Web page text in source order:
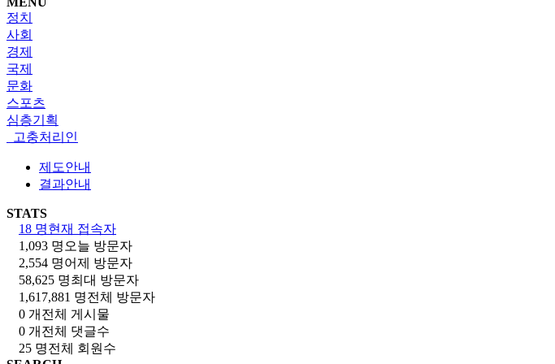
정치
사회
경제
국제
문화
스포츠
심층기획
고충처리인
제도안내
결과안내
STATS
18 명현재 접속자
1,093 명 오늘 방문자
2,554 명어제 방문자
58,625 명최대 방문자
1,617,881 명전체 방문자
0 개 전체 게시물
0 개 전체 댓글수
25 명전체 회원수